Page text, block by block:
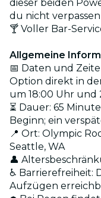
dieser beiden
du nicht
🍸 Voller Bar-
Allgemeine
📅 Daten und
Option direkt in
um 18:00 Uhr
⏳ Dauer: 65
Beginn; ein
📍 Ort: Olympic
Seattle, WA
👤
♿ Barrierefreiheit:
Aufzügen